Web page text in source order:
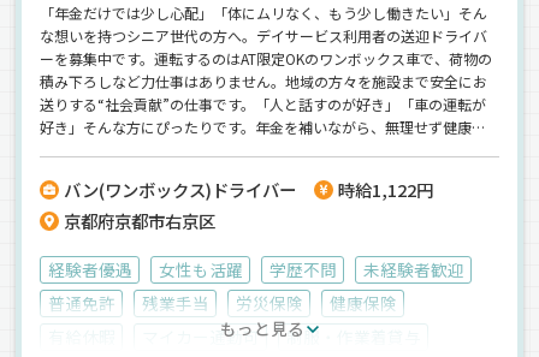
「年金だけでは少し心配」「体にムリなく、もう少し働きたい」そん
な想いを持つシニア世代の方へ。デイサービス利用者の送迎ドライバ
ーを募集中です。運転するのはAT限定OKのワンボックス車で、荷物の
積み下ろしなど力仕事はありません。地域の方々を施設まで安全にお
送りする“社会貢献”の仕事です。「人と話すのが好き」「車の運転が
好き」そんな方にぴったりです。年金を補いながら、無理せず健康的
バン(ワンボックス)ドライバー
時給1,122円
京都府京都市右京区
経験者優遇 女性も活躍 学歴不問
未経験者歓迎
普通免許
残業手当 労災保険
健康保険
マイカー通勤可
制服・作業着貸与
もっと見る